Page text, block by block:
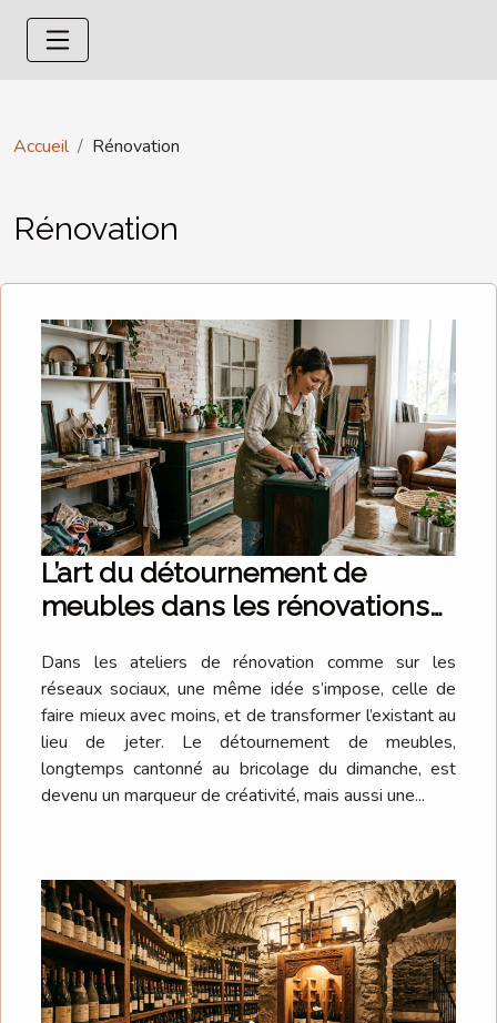
Accueil Rénovation
Rénovation
L’art du détournement de
meubles dans les rénovations
Dans les ateliers de rénovation comme sur les
réseaux sociaux, une même idée s’impose, celle de
faire mieux avec moins, et de transformer l’existant au
lieu de jeter. Le détournement de meubles,
longtemps cantonné au bricolage du dimanche, est
devenu un marqueur de créativité, mais aussi une...